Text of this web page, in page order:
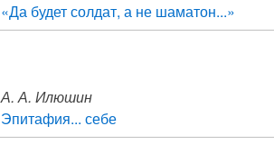
«Да будет солдат, а не шаматон...»
А. А. Илюшин
Эпитафия... себе